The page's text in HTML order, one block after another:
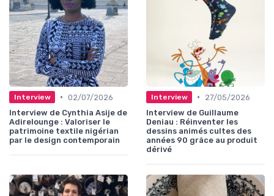
Interview • 02/07/2026
Interview de Cynthia Asije de
Adirelounge : Valoriser le
patrimoine textile nigérian
par le design contemporain
Interview •
27/05/2026
Interview de Guillaume
Deniau : Réinventer les
dessins animés cultes des
années 90 grâce au produit
dérivé